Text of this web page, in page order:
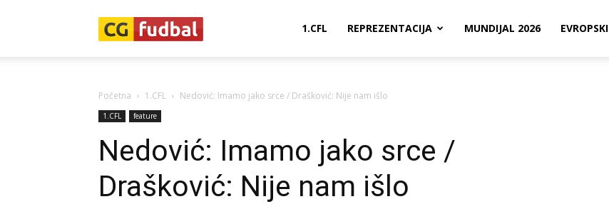
1.CFL REPREZENTACIJA MUNDIJAL 2026 EVROPSKI
Početna 1.CFL Nedović: Imamo jako srce / Drašković: Nije nam išlo
1.CFL feature
Nedović: Imamo jako srce /
Drašković: Nije nam išlo